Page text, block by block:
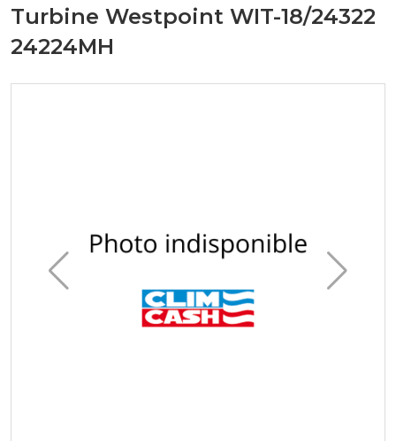
Turbine Westpoint WIT-18/24322
24224MH